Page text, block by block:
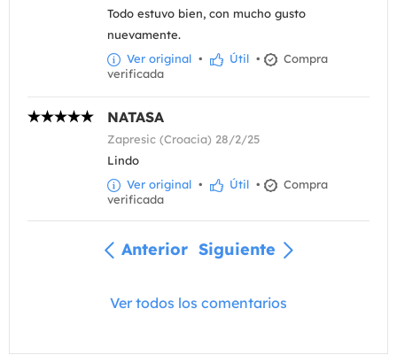
Todo estuvo bien, con mucho gusto
nuevamente.
Ver original • Útil •
Compra
verificada
NATASA
Zapresic (Croacia) 28/2/25
Lindo
Ver original • Útil •
Compra
verificada
Anterior Siguiente
Ver todos los comentarios